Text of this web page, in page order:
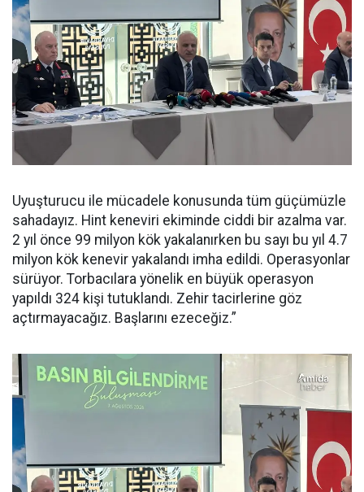
Uyuşturucu ile mücadele konusunda tüm güçümüzle
sahadayız. Hint keneviri ekiminde ciddi bir azalma var.
2 yıl önce 99 milyon kök yakalanırken bu sayı bu yıl 4.7
milyon kök kenevir yakalandı imha edildi. Operasyonlar
sürüyor. Torbacılara yönelik en büyük operasyon
yapıldı 324 kişi tutuklandı. Zehir tacirlerine göz
açtırmayacağız. Başlarını ezeceğiz.”